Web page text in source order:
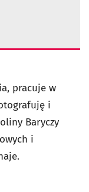
pracuje w
i
Baryczy
i